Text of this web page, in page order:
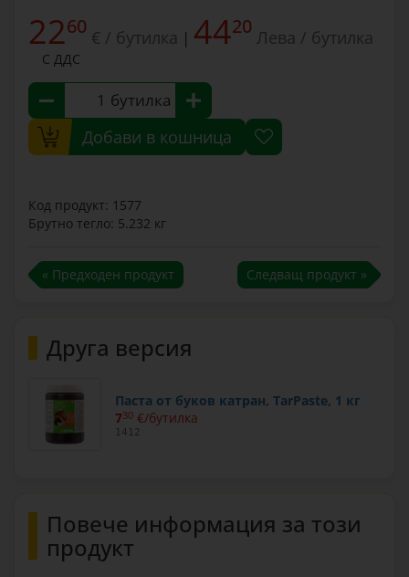
2260 € / бутилка | 4420 Лева / бутилка
С ДДС
бутилка
Добави в кошница
Код продукт: 1577
Брутно тегло: 5.232 кг
« Предходен продукт Следващ продукт »
Друга версия
Паста от буков катран, TarPaste, 1 кг
730 €/бутилка
1412
Повече информация за този
продукт